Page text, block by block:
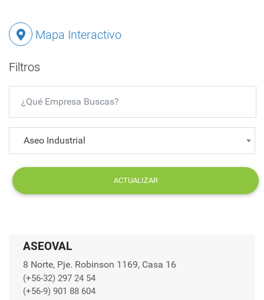
Mapa Interactivo
Filtros
Aseo Industrial
ACTUALIZAR
ASEOVAL
8 Norte, Pje. Robinson 1169, Casa 16
(+56-32) 297 24 54
(+56-9) 901 88 604